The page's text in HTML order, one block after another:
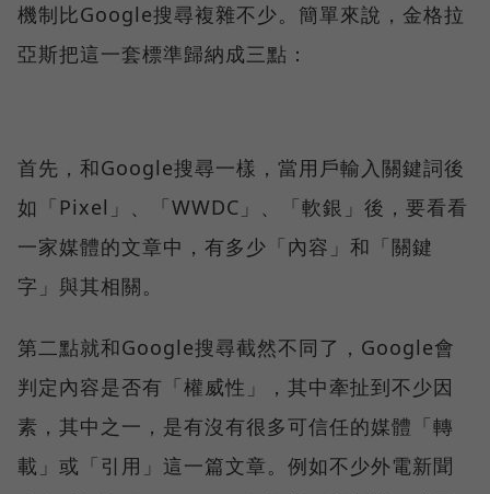
機制比Google搜尋複雜不少。簡單來說，金格拉
亞斯把這一套標準歸納成三點：
首先，和Google搜尋一樣，當用戶輸入關鍵詞後
如「Pixel」、「WWDC」、「軟銀」後，要看看
一家媒體的文章中，有多少「內容」和「關鍵
字」與其相關。
第二點就和Google搜尋截然不同了，Google會
判定內容是否有「權威性」，其中牽扯到不少因
素，其中之一，是有沒有很多可信任的媒體「轉
載」或「引用」這一篇文章。例如不少外電新聞